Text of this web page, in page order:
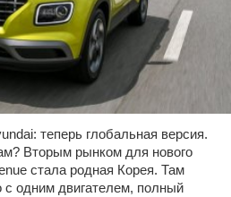
теперь глобальная версия.
Вторым рынком для нового
стала родная Корея. Там
одним двигателем, полный